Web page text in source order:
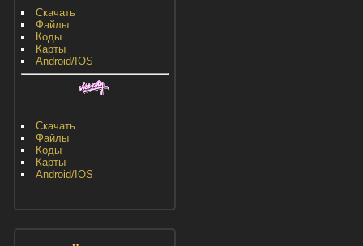
Скачать
Файлы
Коды
Карты
Android/IOS
Скачать
Файлы
Коды
Карты
Android/IOS